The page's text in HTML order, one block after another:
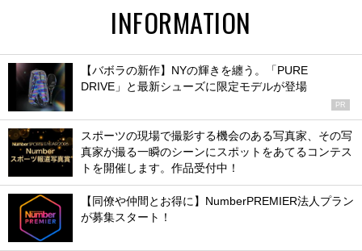
INFORMATION
【バボラの新作】NYの輝きを纏う。「PURE
DRIVE」と最新シューズに限定モデルが登場
PR
スポーツの現場で撮影する機会のある写真家、その写
真家が撮る一瞬のシーンにスポットをあてるコンテス
トを開催します。作品受付中！
【同僚や仲間とお得に】NumberPREMIER法人プラン
が募集スタート！